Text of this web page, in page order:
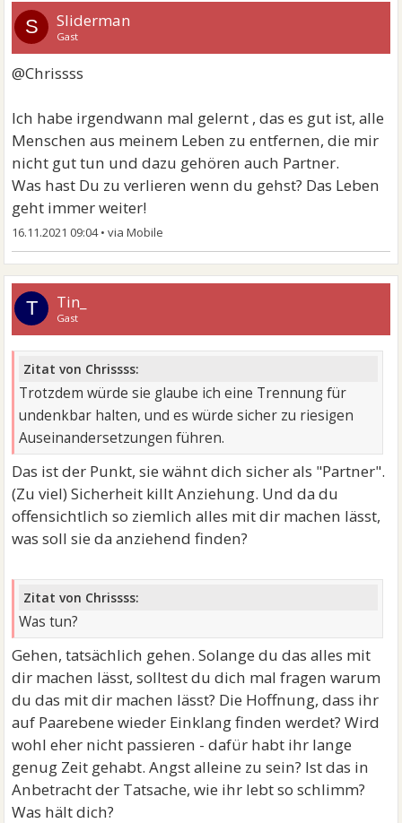
S Sliderman
Gast
@Chrissss
Ich habe irgendwann mal gelernt , das es gut ist, alle
Menschen aus meinem Leben zu entfernen, die mir
nicht gut tun und dazu gehören auch Partner.
Was hast Du zu verlieren wenn du gehst? Das Leben
geht immer weiter!
16.11.2021 09:04•
T Tin_
Gast
Zitat von Chrissss:
Trotzdem würde sie glaube ich eine Trennung für
undenkbar halten, und es würde sicher zu riesigen
Auseinandersetzungen führen.
Das ist der Punkt, sie wähnt dich sicher als "Partner".
(Zu viel) Sicherheit killt Anziehung. Und da du
offensichtlich so ziemlich alles mit dir machen lässt,
was soll sie da anziehend finden?
Zitat von Chrissss:
Was tun?
Gehen, tatsächlich gehen. Solange du das alles mit
dir machen lässt, solltest du dich mal fragen warum
du das mit dir machen lässt? Die Hoffnung, dass ihr
auf Paarebene wieder Einklang finden werdet? Wird
wohl eher nicht passieren - dafür habt ihr lange
genug Zeit gehabt. Angst alleine zu sein? Ist das in
Anbetracht der Tatsache, wie ihr lebt so schlimm?
Was hält dich?